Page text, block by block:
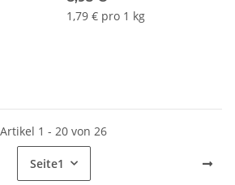
ATLAS GIPS STONER 5Kg
1,79 € pro 1 kg
Artikel 1 - 20 von 26
Seite1